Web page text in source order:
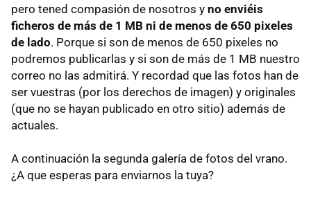
pero tened compasión de nosotros y no enviéis
ficheros de más de 1 MB ni de menos de 650 pixeles
de lado. Porque si son de menos de 650 pixeles no
podremos publicarlas y si son de más de 1 MB nuestro
correo no las admitirá. Y recordad que las fotos han de
ser vuestras (por los derechos de imagen) y originales
(que no se hayan publicado en otro sitio) además de
actuales.
A continuación la segunda galería de fotos del vrano.
¿A que esperas para enviarnos la tuya?